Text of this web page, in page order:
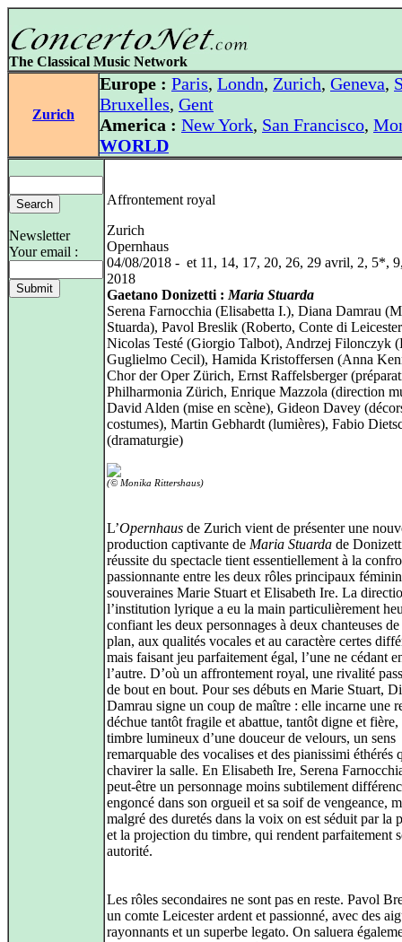
The Classical Music Network
Zurich
Europe : Paris, Londn, Zurich, Geneva,
Bruxelles, Gent
America : New York, San Francisco,
WORLD
Newsletter
Your email :
Affrontement royal
Zurich
Opernhaus
04/08/2018 - et 11, 14, 17, 20, 26, 29 avril, 2, 5*,
2018
Gaetano Donizetti : Maria Stuarda
Serena Farnocchia (Elisabetta I.), Diana Damrau
Stuarda), Pavol Breslik (Roberto, Conte di
Nicolas Testé (Giorgio Talbot), Andrzej Filonczyk
Guglielmo Cecil), Hamida Kristoffersen (Anna
Chor der Oper Zürich, Ernst Raffelsberger
Philharmonia Zürich, Enrique Mazzola (direction
David Alden (mise en scène), Gideon Davey
costumes), Martin Gebhardt (lumières), Fabio
(dramaturgie)
(© Monika Rittershaus)
L’Opernhaus de Zurich vient de présenter une
production captivante de Maria Stuarda de
réussite du spectacle tient essentiellement à la
passionnante entre les deux rôles principaux
souveraines Marie Stuart et Elisabeth Ire. La
l’institution lyrique a eu la main particulièrement
confiant les deux personnages à deux chanteuses
plan, aux qualités vocales et au caractère certes
mais faisant jeu parfaitement égal, l’une ne cédant
l’autre. D’où un affrontement royal, une rivalité
de bout en bout. Pour ses débuts en Marie Stuart,
Damrau signe un coup de maître : elle incarne une
déchue tantôt fragile et abattue, tantôt digne et fière,
timbre lumineux d’une douceur de velours, un sens
remarquable des vocalises et des pianissimi éthérés
chavirer la salle. En Elisabeth Ire, Serena
peut-être un personnage moins subtilement
engoncé dans son orgueil et sa soif de vengeance,
malgré des duretés dans la voix on est séduit par la
et la projection du timbre, qui rendent parfaitement
autorité.
Les rôles secondaires ne sont pas en reste. Pavol
un comte Leicester ardent et passionné, avec des
rayonnants et un superbe legato. On saluera